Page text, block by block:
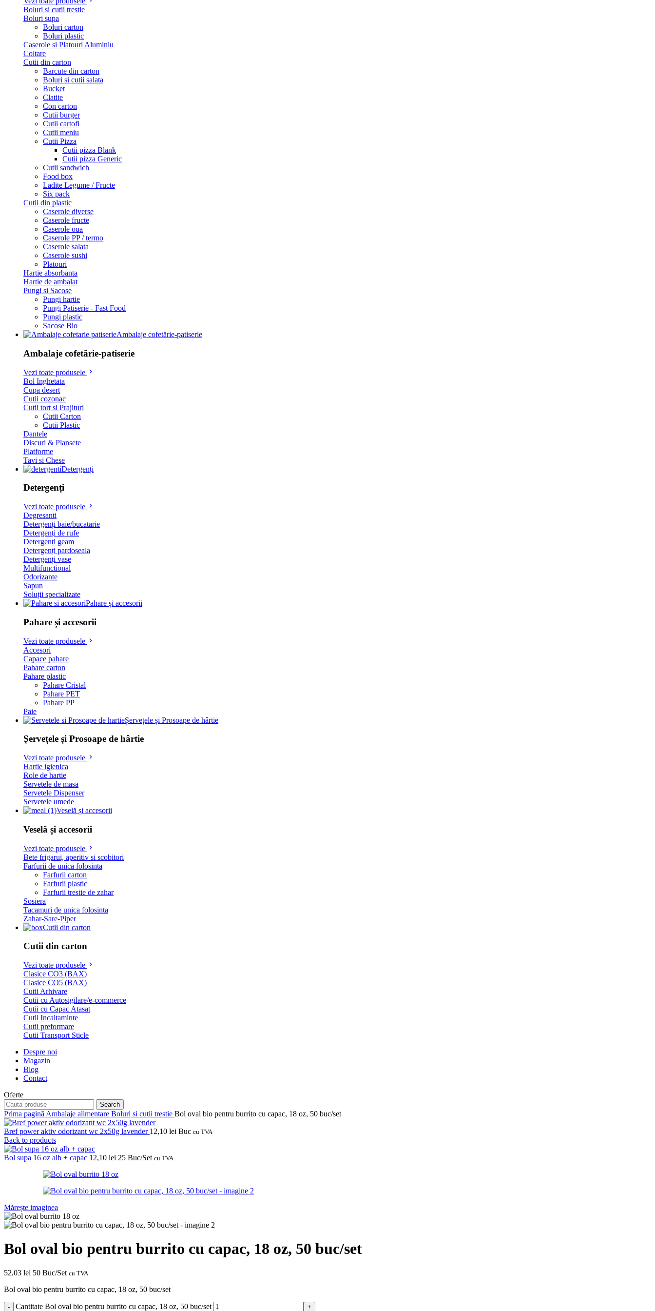
Boluri si cutii trestie
Boluri supa
Boluri carton
Boluri plastic
Caserole si Platouri Aluminiu
Coltare
Cutii din carton
Barcute din carton
Boluri si cutii salata
Bucket
Clatite
Con carton
Cutii burger
Cutii cartofi
Cutii meniu
Cutii Pizza
Cutii pizza Blank
Cutii pizza Generic
Cutii sandwich
Food box
Ladite Legume / Fructe
Six pack
Cutii din plastic
Caserole diverse
Caserole fructe
Caserole oua
Caserole PP / termo
Caserole salata
Caserole sushi
Platouri
Hartie absorbanta
Hartie de ambalat
Pungi si Sacose
Pungi hartie
Pungi Patiserie - Fast Food
Pungi plastic
Sacose Bio
Ambalaje cofetărie-patiserie
Ambalaje cofetărie-patiserie
Vezi toate produsele
Bol Inghetata
Cupa desert
Cutii cozonac
Cutii tort si Prajituri
Cutii Carton
Cutii Plastic
Dantele
Discuri & Plansete
Platforme
Tavi si Chese
Detergenți
Detergenți
Vezi toate produsele
Degresanti
Detergenți baie/bucatarie
Detergenți de rufe
Detergenți geam
Detergenți pardoseala
Detergenți vase
Multifunctional
Odorizante
Sapun
Soluții specializate
Pahare și accesorii
Pahare și accesorii
Vezi toate produsele
Accesori
Capace pahare
Pahare carton
Pahare plastic
Pahare Cristal
Pahare PET
Pahare PP
Paie
Șervețele și Prosoape de hârtie
Șervețele și Prosoape de hârtie
Vezi toate produsele
Hartie igienica
Role de hartie
Servetele de masa
Servetele Dispenser
Servetele umede
Veselă și accesorii
Veselă și accesorii
Vezi toate produsele
Bete frigarui, aperitiv si scobitori
Farfurii de unica folosinta
Farfurii carton
Farfurii plastic
Farfurii trestie de zahar
Sosiera
Tacamuri de unica folosinta
Zahar-Sare-Piper
Cutii din carton
Cutii din carton
Vezi toate produsele
Clasice CO3 (BAX)
Clasice CO5 (BAX)
Cutii Arhivare
Cutii cu Autosigilare/e-commerce
Cutii cu Capac Atasat
Cutii Incaltaminte
Cutii preformare
Cutii Transport Sticle
Despre noi
Magazin
Blog
Contact
Oferte
Search
Prima pagină Ambalaje alimentare Boluri si cutii trestie Bol oval bio pentru burrito cu capac, 18 oz, 50 buc/set
Bref power aktiv odorizant wc 2x50g lavender 12,10 lei Buc cu TVA
Back to products
Bol supa 16 oz alb + capac 12,10 lei 25 Buc/Set cu TVA
Mărește imaginea
Bol oval bio pentru burrito cu capac, 18 oz, 50 buc/set
52,03 lei 50 Buc/Set cu TVA
Bol oval bio pentru burrito cu capac, 18 oz, 50 buc/set
Cantitate Bol oval bio pentru burrito cu capac, 18 oz, 50 buc/set